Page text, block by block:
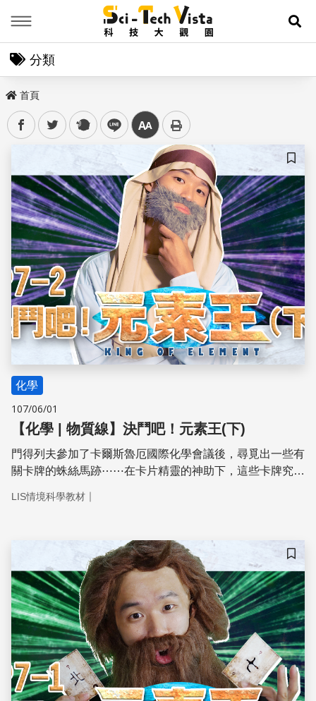
展
分類
首頁
facebooktwitter plurk line 中
儲存
化學
107/06/01
【化學 | 物質線】決鬥吧！元素王(下)
門得列夫參加了卡爾斯魯厄國際化學會議後，尋覓出一些有
關卡牌的蛛絲馬跡⋯⋯在卡片精靈的神助下，這些卡牌究竟
LIS情境科學教材 ｜
儲存